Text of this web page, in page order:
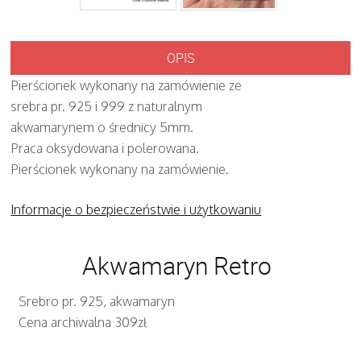
OPIS
Pierścionek wykonany na zamówienie ze
srebra pr. 925 i 999 z naturalnym
akwamarynem o średnicy 5mm.
Praca oksydowana i polerowana.
Pierścionek wykonany na zamówienie.
Informacje o bezpieczeństwie i użytkowaniu
Akwamaryn Retro
Srebro pr. 925, akwamaryn
Cena archiwalna 309zł